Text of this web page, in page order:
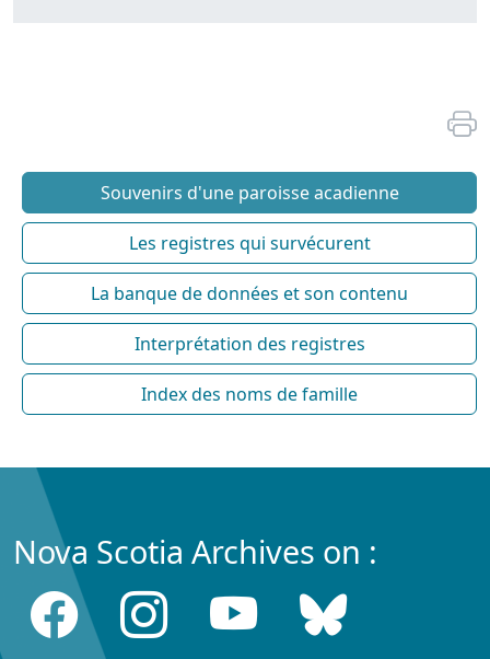
Souvenirs d'une paroisse acadienne
Les registres qui survécurent
La banque de données et son contenu
Interprétation des registres
Index des noms de famille
Nova Scotia Archives on :